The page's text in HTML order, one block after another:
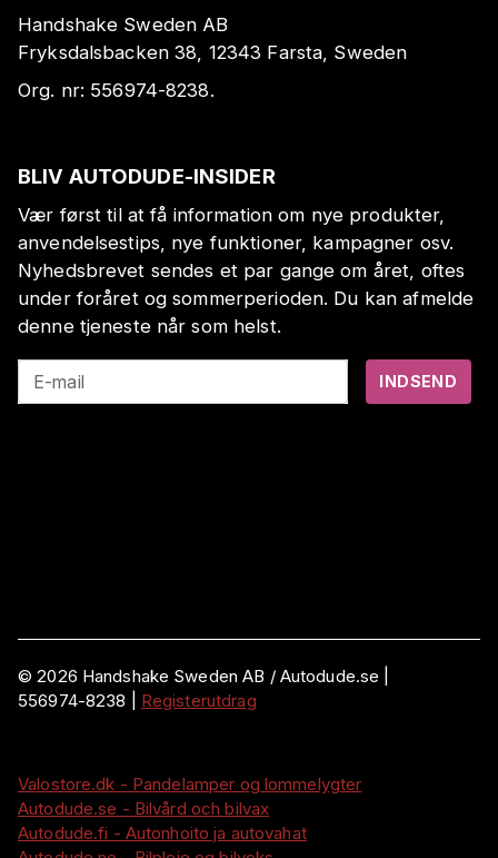
Handshake Sweden AB
Fryksdalsbacken 38, 12343 Farsta, Sweden
Org. nr: 556974-8238.
BLIV AUTODUDE-INSIDER
Vær først til at få information om nye produkter,
anvendelsestips, nye funktioner, kampagner osv.
Nyhedsbrevet sendes et par gange om året, oftes
under foråret og sommerperioden. Du kan afmelde
denne tjeneste når som helst.
E-mail INDSEND
©2026 Handshake Sweden AB / Autodude.se |
556974-8238
Registerutdrag
Valostore.dk - Pandelamper og lommelygter
Autodude.se - Bilvård och bilvax
Autodude.fi - Autonhoito ja autovahat